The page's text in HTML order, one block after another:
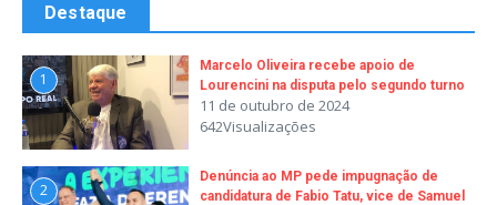
Destaque
1
Marcelo Oliveira recebe apoio de
Lourencini na disputa pelo segundo turno
11 de outubro de 2024
642Visualizações
2
Denúncia ao MP pede impugnação de
candidatura de Fabio Tatu, vice de Samuel